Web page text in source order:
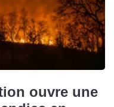
ouvre une